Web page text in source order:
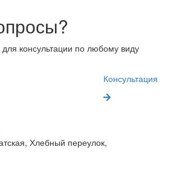
консультации по любому виду
Консультация
Хлебный переулок,